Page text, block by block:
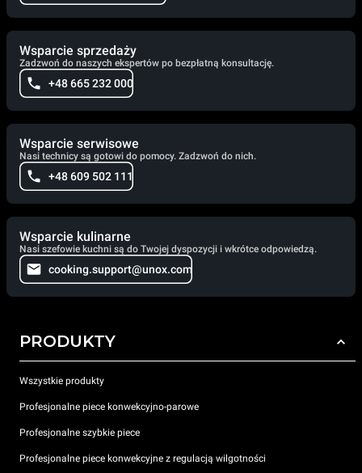
Wsparcie sprzedaży
Zadzwoń do naszych ekspertów po bezpłatną konsultację.
+48 665 232 000
Wsparcie serwisowe
Nasi technicy są gotowi do pomocy. Zadzwoń do nich.
+48 609 502 111
Wsparcie kulinarne
Nasi szefowie kuchni są do Twojej dyspozycji i wkrótce odpowiedzą.
cooking.support@unox.com
PRODUKTY
Wszystkie produkty
Profesjonalne piece konwekcyjno-parowe
Profesjonalne szybkie piece
Profesjonalne piece konwekcyjne z regulacją wilgotności